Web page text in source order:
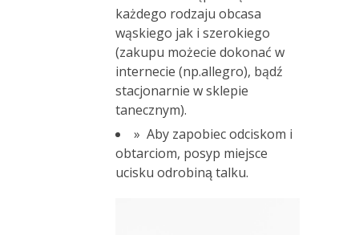
każdego rodzaju obcasa
wąskiego jak i szerokiego
(zakupu możecie dokonać w
internecie (np.allegro), bądź
stacjonarnie w sklepie
tanecznym).
» Aby zapobiec odciskom i
obtarciom, posyp miejsce
ucisku odrobiną talku.